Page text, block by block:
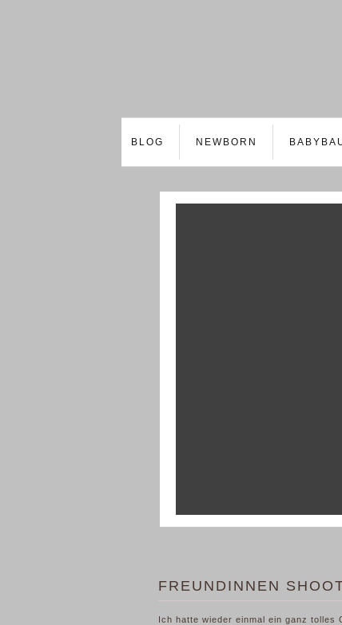
BLOG NEWBORN
FREUNDINNEN
Ich hatte wieder einmal ein ganz tolles